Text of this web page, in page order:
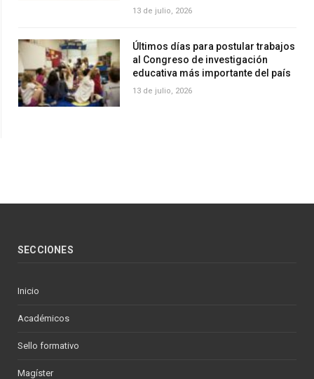
13 de julio, 2026
Últimos días para postular trabajos
al Congreso de investigación
educativa más importante del país
13 de julio, 2026
SECCIONES
Inicio
Académicos
Sello formativo
Magíster